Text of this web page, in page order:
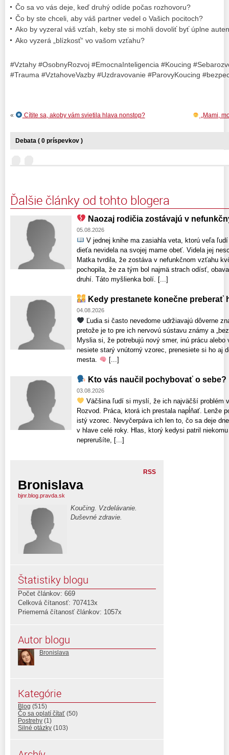
Čo sa vo vás deje, keď druhý odíde počas rozhovoru?
Čo by ste chceli, aby váš partner vedel o Vašich pocitoch?
Ako by vyzeral váš vzťah, keby ste si mohli dovoliť byť úplne
Ako vyzerá „blízkosť“ vo vašom vzťahu?
#Vztahy #OsobnyRozvoj #EmocnaInteligencia #Koucing
#Trauma #VztahoveVazby #Uzdravovanie #ParovyKoucing
„Mami,
« Cítite sa, akoby vám svietila hlava nonstop?
Debata ( 0 príspevkov )
Ďalšie články od tohto blogera
Naozaj rodičia zostávajú v
05.08.2026
V jednej knihe ma zasiahla veta, ktorú veľa
dieťa nevidela na svojej mame obeť. Videla jej
Matka tvrdila, že zostáva v nefunkčnom vzťahu
pochopila, že za tým bol najmä strach odísť,
druhí. Táto myšlienka bolí. [...]
Kedy prestanete konečne preberať
04.08.2026
Ľudia si často nevedome udržiavajú dôverne
pretože je to pre ich nervovú sústavu známy a
Myslia si, že potrebujú nový smer, inú prácu
nesiete starý vnútorný vzorec, prenesiete si ho aj
mesta.
[...]
Kto vás naučil pochybovať o sebe?
03.08.2026
Väčšina ľudí si myslí, že ich najväčší problém
Rozvod. Práca, ktorá ich prestala napĺňať. Lenže
istý vzorec. Nevyčerpáva ich len to, čo sa deje
v hlave celé roky. Hlas, ktorý kedysi patril
neprerušíte, [...]
RSS
Bronislava
bjnr.blog.pravda.sk
Koučing. Vzdelávanie.
Duševné zdravie.
Štatistiky blogu
Počet článkov: 669
Celková čítanosť: 707413x
Priemerná čítanosť článkov: 1057x
Autor blogu
Bronislava
Kategórie
Blog (515)
Čo sa oplatí čítať (50)
Postrehy (1)
Silné otázky (103)